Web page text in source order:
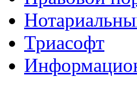
Триасофт